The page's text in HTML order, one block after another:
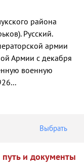
района
Русский.
армии
Армии с декабря
военную
...
Выбрать
путь и документы